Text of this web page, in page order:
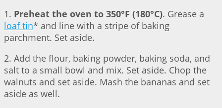
1. Preheat the oven to 350°F (180°C). Grease a
loaf tin* and line with a stripe of baking
parchment. Set aside.
2. Add the flour, baking powder, baking soda, and
salt to a small bowl and mix. Set aside. Chop the
walnuts and set aside. Mash the bananas and set
aside as well.